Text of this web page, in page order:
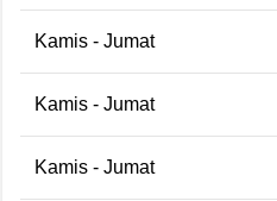
Kamis - Jumat
Kamis - Jumat
Kamis - Jumat